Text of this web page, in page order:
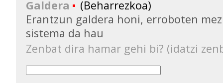
Galdera
(Beharrezkoa)
Erantzun galdera honi, erroboten
sistema da hau
Zenbat dira hamar gehi bi? (idatzi